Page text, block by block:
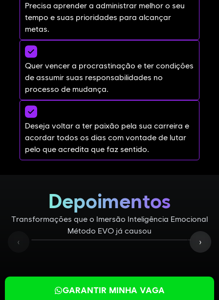
Precisa aprender a administrar melhor o seu
tempo e suas prioridades para alcançar
metas.
Quer vencer a procrastinação e ter condições
de assumir suas responsabilidades no
processo de mudança.
Deseja voltar a ter paixão pela sua carreira e
acordar todos os dias com vontade de lutar
pelo que acredita que faz sentido.
Depoimentos
Transformações que o Imersão Inteligência Emocional
Método EVO já causou
‹
›
GARANTIR MINHA VAGA